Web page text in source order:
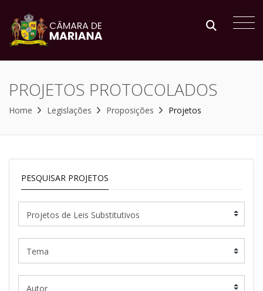
PROJETOS PROTOCOLADOS
Home Legislações Proposições Projetos
PESQUISAR PROJETOS